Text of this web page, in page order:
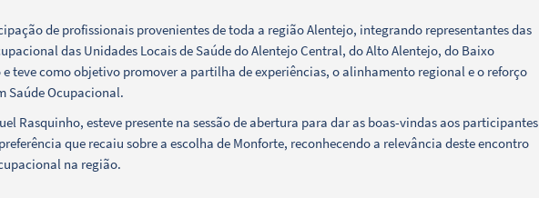
de profissionais provenientes de toda a região Alentejo, integrando representantes das
das Unidades Locais de Saúde do Alentejo Central, do Alto Alentejo, do Baixo
teve como objetivo promover a partilha de experiências, o alinhamento regional e o reforço
Saúde Ocupacional.
Rasquinho, esteve presente na sessão de abertura para dar as boas-vindas aos participantes
que recaiu sobre a escolha de Monforte, reconhecendo a relevância deste encontro
na região.